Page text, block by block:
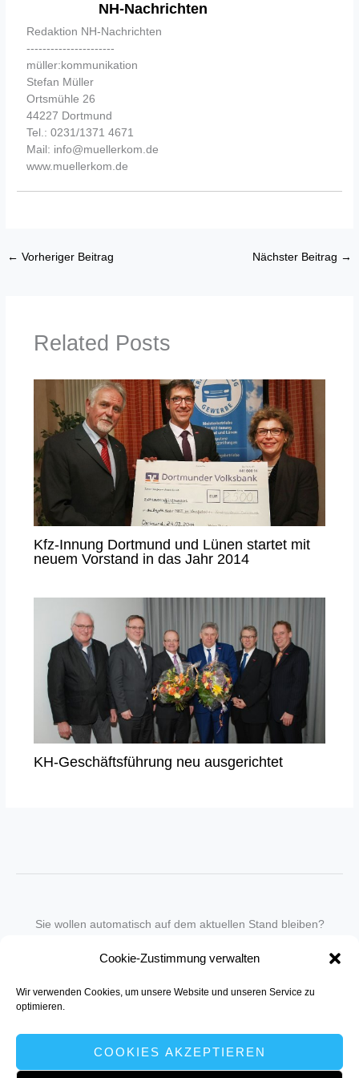
Cookie-Zustimmung verwalten
Wir verwenden Cookies, um unsere Website und unseren Service zu
optimieren.
COOKIES AKZEPTIEREN
NH-Nachrichten
Redaktion NH-Nachrichten
----------------------
müller:kommunikation
Stefan Müller
Ortsmühle 26
44227 Dortmund
Tel.: 0231/1371 4671
Mail: info@muellerkom.de
www.muellerkom.de
← Vorheriger Beitrag Nächster Beitrag →
Related Posts
Kfz-Innung Dortmund und Lünen startet mit
neuem Vorstand in das Jahr 2014
KH-Geschäftsführung neu ausgerichtet
Sie wollen automatisch auf dem aktuellen Stand bleiben?
in unseren Newsletter-Service auf.
Senden Sie für ein Angebot einfach eine